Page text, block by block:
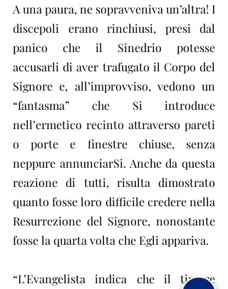
A una paura, ne sopravveniva un’altra! I
discepoli erano rinchiusi, presi dal
panico che il Sinedrio potesse
accusarli di aver trafugato il Corpo del
Signore e, all’improvviso, vedono un
“fantasma” che Si introduce
nell’ermetico recinto attraverso pareti
o porte e finestre chiuse, senza
neppure annunciarSi. Anche da questa
reazione di tutti, risulta dimostrato
quanto fosse loro difficile credere nella
Resurrezione del Signore, nonostante
fosse la quarta volta che Egli appariva.
“L’Evangelista indica che il timore